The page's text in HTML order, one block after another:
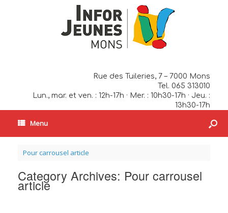
Rue des Tuileries, 7 – 7000 Mons
Tel. 065 313010
Lun., mar. et ven. : 12h-17h · Mer. : 10h30-17h · Jeu. :
13h30-17h
Menu
Pour carrousel article
Category Archives: Pour carrousel
article